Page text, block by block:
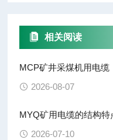
相关阅读
MCP矿井采煤机用电
2026-08-07
MYQ矿用电缆的结构
2026-07-10